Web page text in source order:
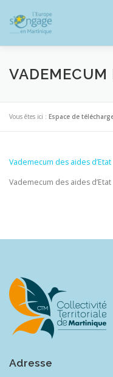
contenu
PROGRAMMES
JE SUIS BÉNÉFICIAIRE
VADEMECUM
Vous êtes ici : Espace de
Vademecum des aides d’Etat
Vademecum des aides d’Etat
Adresse